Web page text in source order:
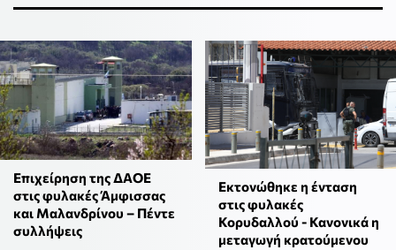
Επιχείρηση της ΔΑΟΕ
στις φυλακές Άμφισσας
και Μαλανδρίνου – Πέντε
συλλήψεις
Εκτονώθηκε η ένταση
στις φυλακές
Κορυδαλλού - Κανονικά η
μεταγωγή κρατούμενου